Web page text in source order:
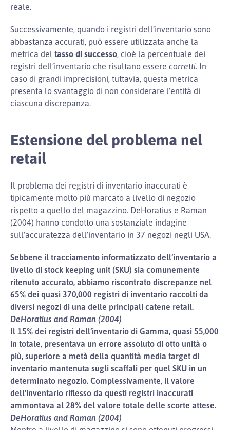
reale.
Successivamente, quando i registri dell’inventario sono
abbastanza accurati, può essere utilizzata anche la
metrica del tasso di successo, cioè la percentuale dei
registri dell’inventario che risultano essere corretti. In
caso di grandi imprecisioni, tuttavia, questa metrica
presenta lo svantaggio di non considerare l’entità di
ciascuna discrepanza.
Estensione del problema nel
retail
Il problema dei registri di inventario inaccurati è
tipicamente molto più marcato a livello di negozio
rispetto a quello del magazzino. DeHoratius e Raman
(2004) hanno condotto una sostanziale indagine
sull’accuratezza dell’inventario in 37 negozi negli USA.
Sebbene il tracciamento informatizzato dell’inventario a
livello di stock keeping unit (SKU) sia comunemente
ritenuto accurato, abbiamo riscontrato discrepanze nel
65% dei quasi 370,000 registri di inventario raccolti da
diversi negozi di una delle principali catene retail.
DeHoratius and Raman (2004)
Il 15% dei registri dell’inventario di Gamma, quasi 55,000
in totale, presentava un errore assoluto di otto unità o
più, superiore a metà della quantità media target di
inventario mantenuta sugli scaffali per quel SKU in un
determinato negozio. Complessivamente, il valore
dell’inventario riflesso da questi registri inaccurati
ammontava al 28% del valore totale delle scorte attese.
DeHoratius and Raman (2004)